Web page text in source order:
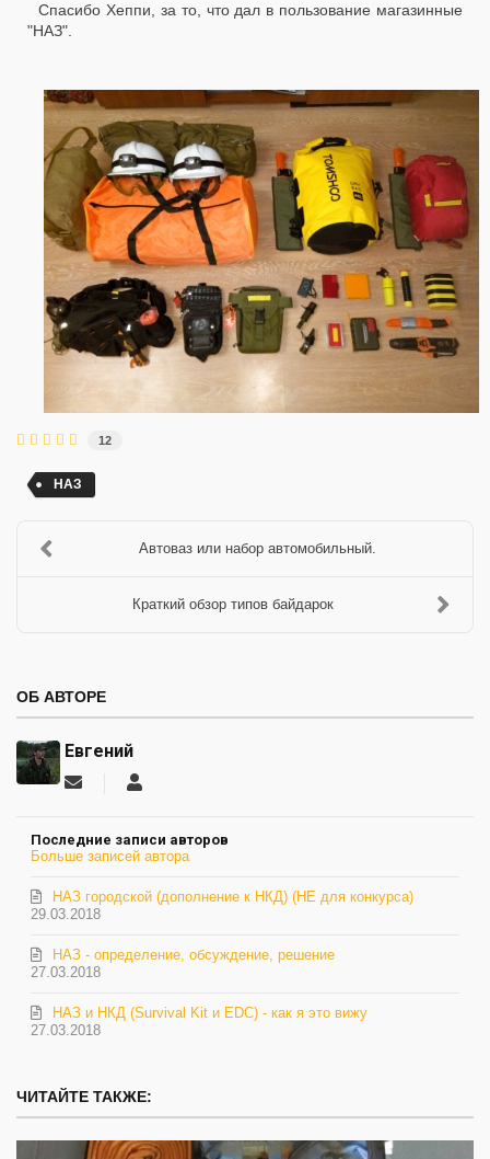
Спасибо Хеппи, за то, что дал в пользование магазинные
"НАЗ".
12
НАЗ
Автоваз или набор автомобильный.
Краткий обзор типов байдарок
ОБ АВТОРЕ
Евгений
Подписаться
автора
Последние записи авторов
Больше записей автора
29.03.2018
НАЗ городской (дополнение к НКД) (НЕ для конкурса)
27.03.2018
НАЗ - определение, обсуждение, решение
27.03.2018
НАЗ и НКД (Survival Kit и EDC) - как я это вижу
ЧИТАЙТЕ ТАКЖЕ: